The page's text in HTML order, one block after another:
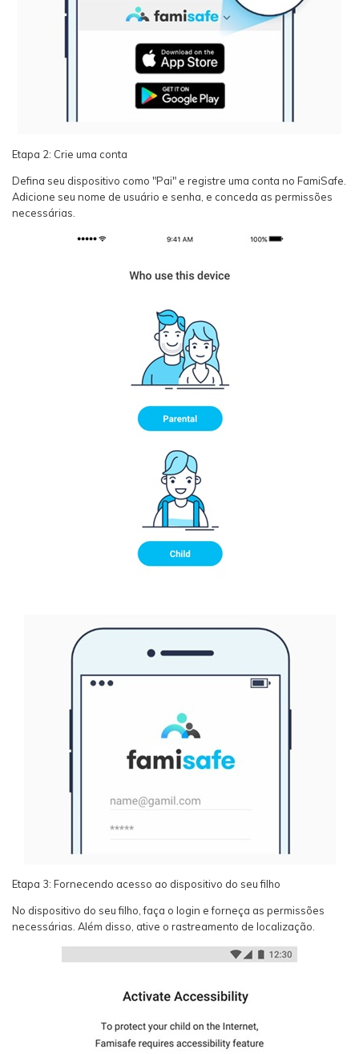
Etapa 2: Crie uma conta
Defina seu dispositivo como "Pai" e registre uma conta no FamiSafe.
Adicione seu nome de usuário e senha, e conceda as permissões
necessárias.
Etapa 3: Fornecendo acesso ao dispositivo do seu filho
No dispositivo do seu filho, faça o login e forneça as permissões
necessárias. Além disso, ative o rastreamento de localização.